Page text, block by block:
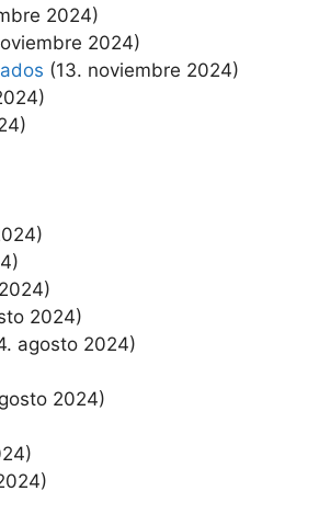
2024)
2024)
(13. noviembre 2024)
2024)
agosto 2024)
2024)